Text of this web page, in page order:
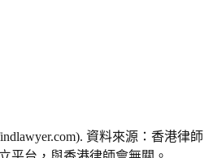
資料來源：香港律師